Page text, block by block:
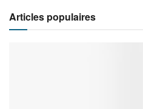
Articles populaires